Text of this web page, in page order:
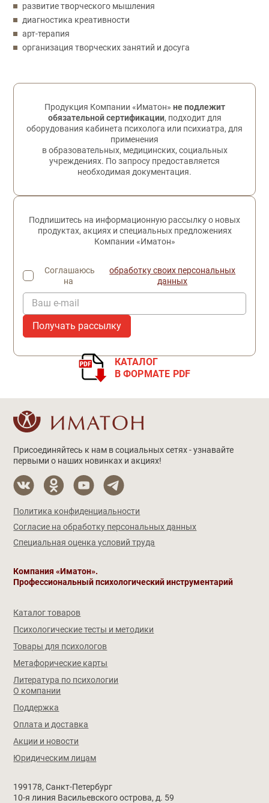
развитие творческого мышления
диагностика креативности
арт-терапия
организация творческих занятий и досуга
Обратная связь
Продукция Компании «Иматон» не подлежит
обязательной сертификации, подходит для
оборудования кабинета психолога или психиатра, для
применения
в образовательных, медицинских, социальных
учреждениях. По запросу предоставляется
необходимая документация.
Подпишитесь на информационную рассылку о новых
продуктах, акциях и специальных предложениях
Компании «Иматон»
Соглашаюсь
на
обработку своих персональных
данных
Ваш e-mail
КАТАЛОГ
В ФОРМАТЕ PDF
Присоединяйтесь к нам в социальных сетях - узнавайте
первыми о наших новинках и акциях!
Политика конфиденциальности
Согласие на обработку персональных данных
Специальная оценка условий труда
Компания «Иматон».
Профессиональный психологический инструментарий
Каталог товаров
Психологические тесты и методики
Товары для психологов
Метафорические карты
Литература по психологии
О компании
Поддержка
Оплата и доставка
Акции и новости
Юридическим лицам
199178, Санкт-Петербург
10-я линия Васильевского острова, д. 59